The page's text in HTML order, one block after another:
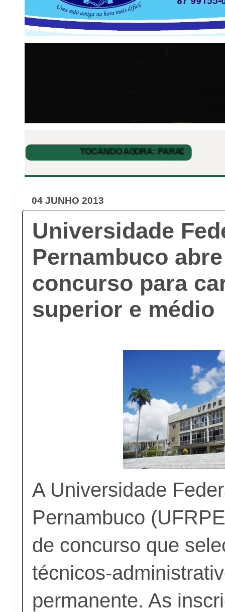
04 JUNHO 2013
Universidade
Pernambuco
concurso para
superior e médio
A Universidade
Pernambuco
de concurso que
técnicos-
permanente. As